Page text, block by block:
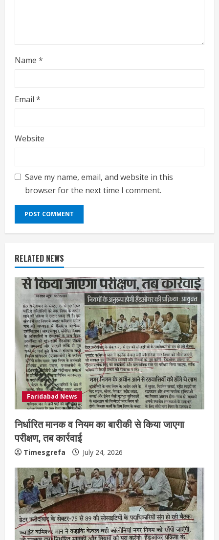
Name *
Email *
Website
Save my name, email, and website in this
browser for the next time I comment.
RELATED NEWS
Faridabad News
निर्धारित मानक व नियम का बारीकी से किया जाएगा
परीक्षण, तब कार्रवाई
Timesgrefa July 24, 2026